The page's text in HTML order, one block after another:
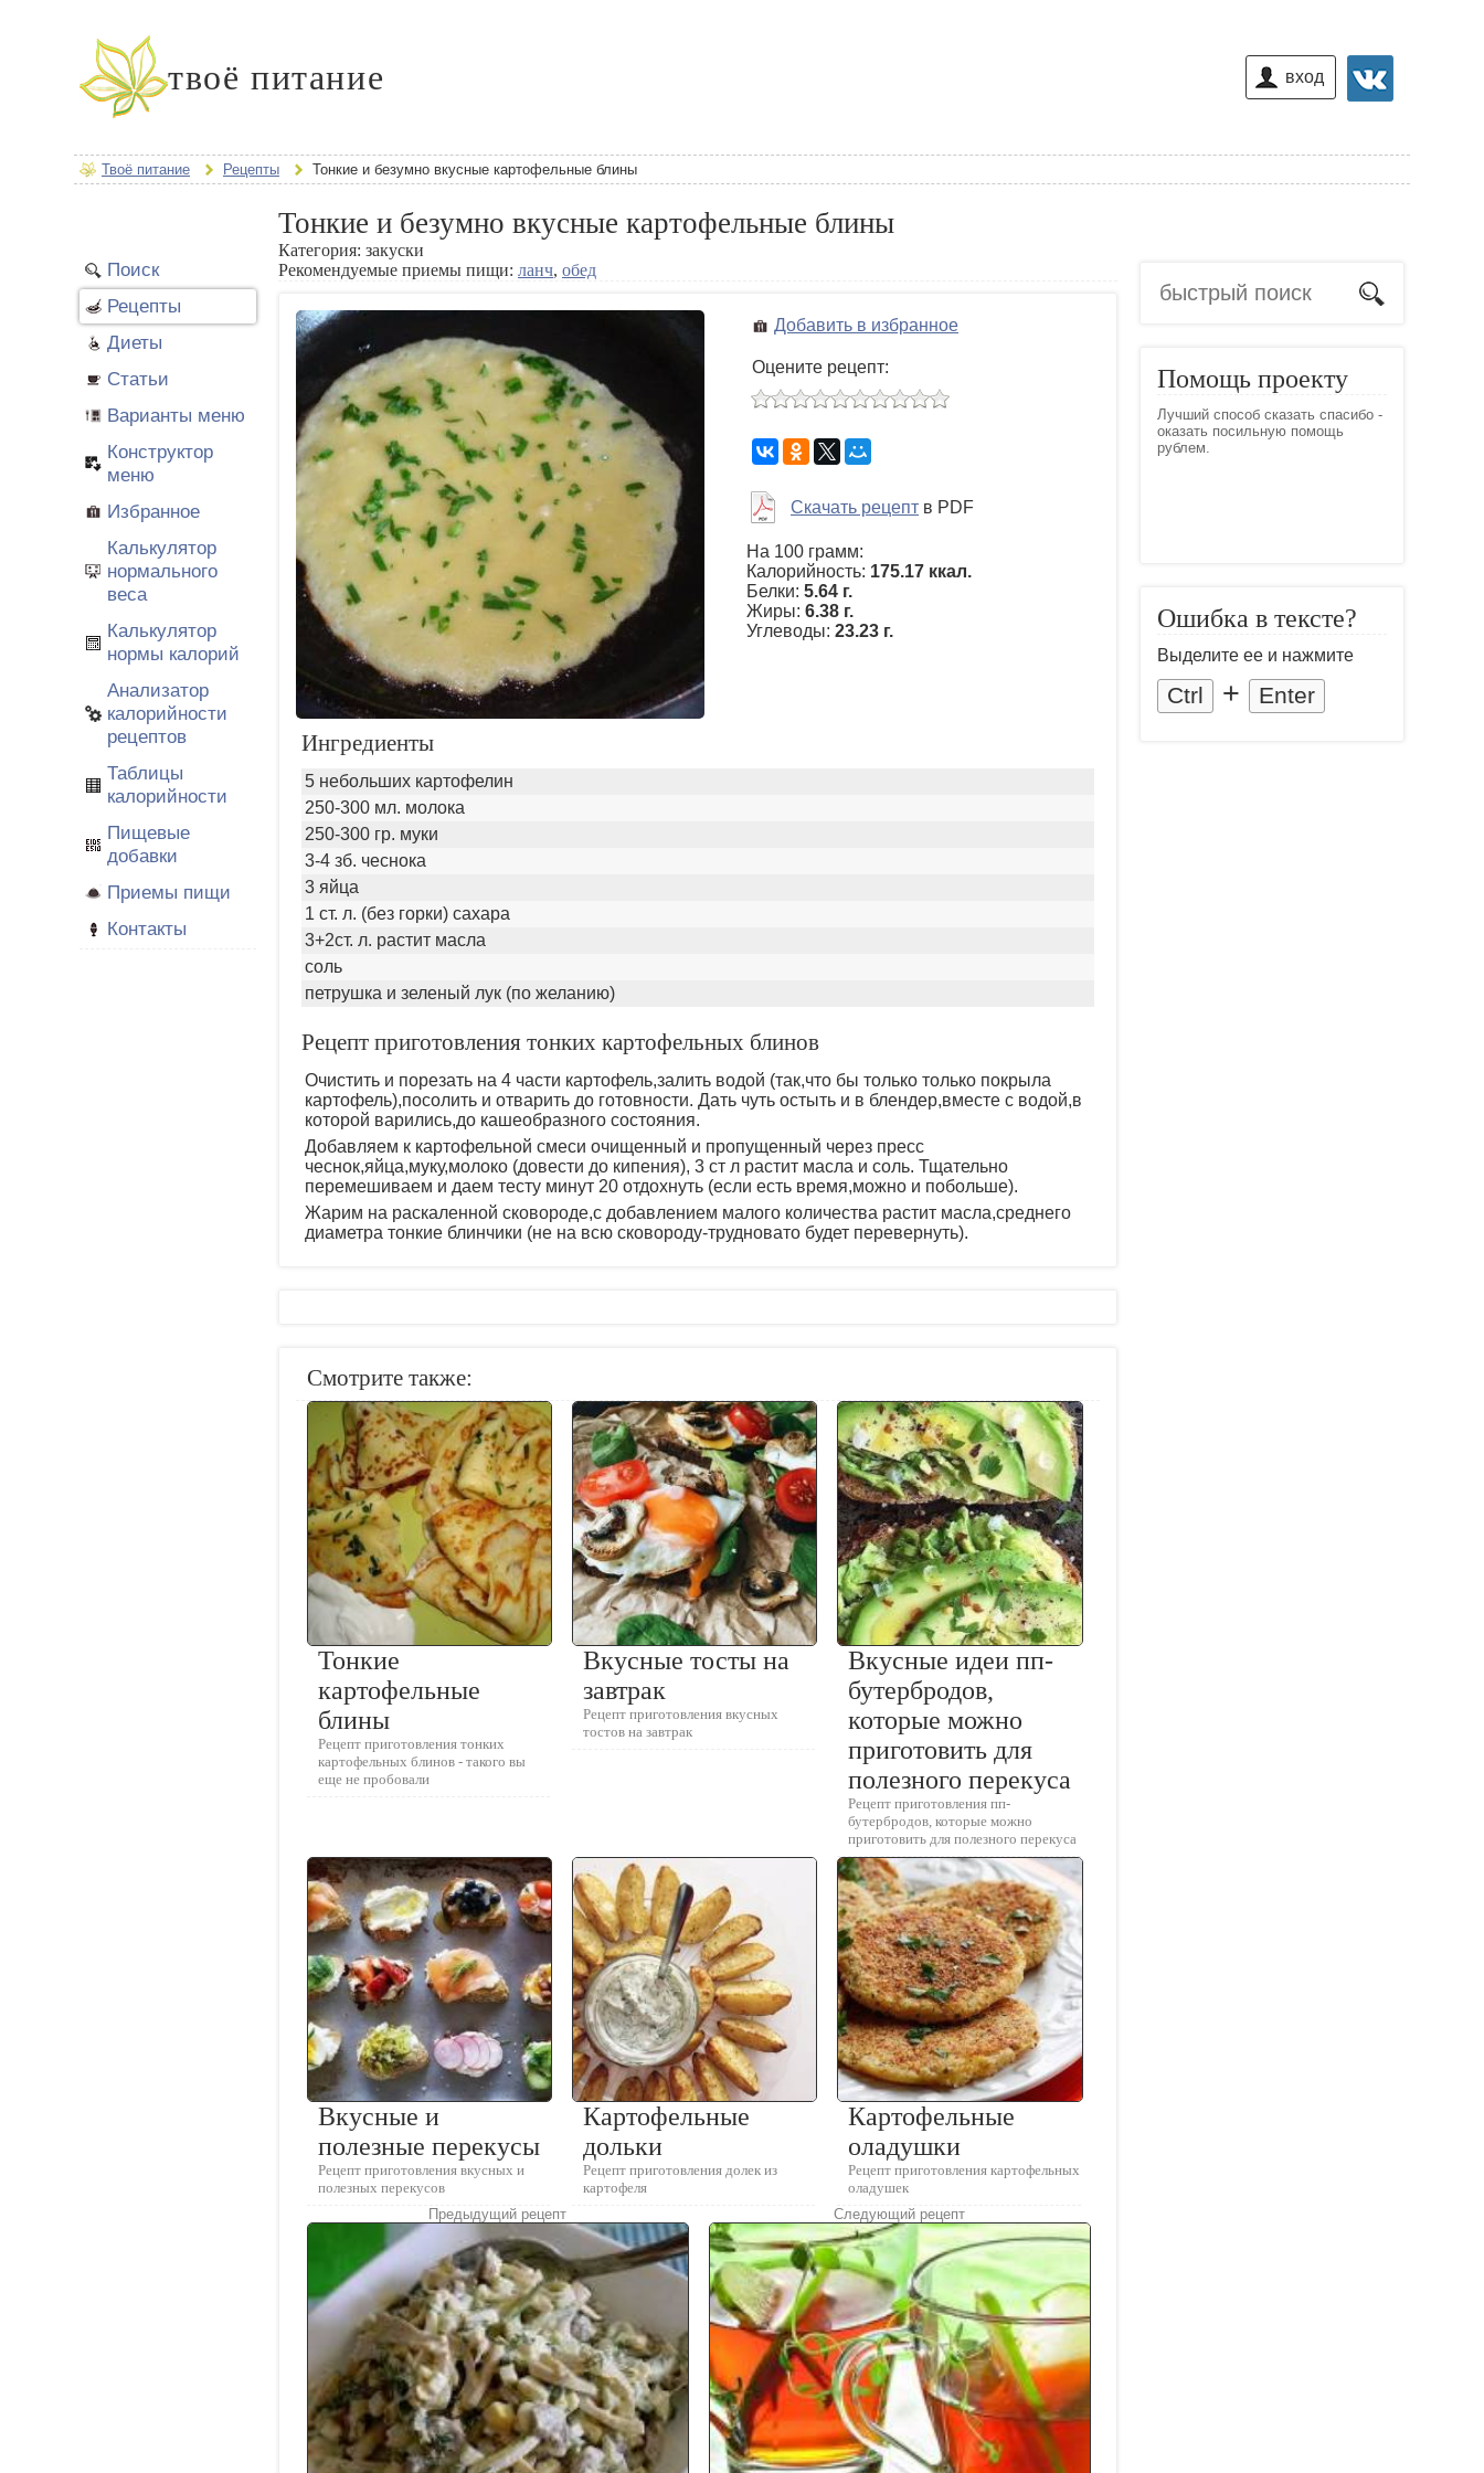
твоё питание вход
Твоё питание Рецепты Тонкие и безумно вкусные картофельные блины
Поиск
Рецепты
Диеты
Статьи
Варианты меню
Конструктор
меню
Избранное
Калькулятор
нормального
веса
Калькулятор
нормы калорий
Анализатор
калорийности
рецептов
Таблицы
калорийности
Пищевые
добавки
Приемы пищи
Контакты
Тонкие и безумно вкусные картофельные блины
Категория: закуски
Рекомендуемые приемы пищи: ланч, обед
Добавить в избранное
Оцените рецепт:
Скачать рецепт в PDF
На 100 грамм:
Калорийность: 175.17 ккал.
Белки: 5.64 г.
Жиры: 6.38 г.
Углеводы: 23.23 г.
Ингредиенты
5 небольших картофелин
250-300 мл. молока
250-300 гр. муки
3-4 зб. чеснока
3 яйца
1 ст. л. (без горки) сахара
3+2ст. л. растит масла
соль
петрушка и зеленый лук (по желанию)
Рецепт приготовления тонких картофельных блинов
Очистить и порезать на 4 части картофель,залить водой (так,что бы только только покрыла
картофель),посолить и отварить до готовности. Дать чуть остыть и в блендер,вместе с водой,в
которой варились,до кашеобразного состояния.
Добавляем к картофельной смеси очищенный и пропущенный через пресс
чеснок,яйца,муку,молоко (довести до кипения), 3 ст л растит масла и соль. Тщательно
перемешиваем и даем тесту минут 20 отдохнуть (если есть время,можно и побольше).
Жарим на раскаленной сковороде,с добавлением малого количества растит масла,среднего
диаметра тонкие блинчики (не на всю сковороду-трудновато будет перевернуть).
Смотрите также:
Тонкие
картофельные
блины
Рецепт приготовления тонких
картофельных блинов - такого вы
еще не пробовали
Вкусные тосты на
завтрак
Рецепт приготовления вкусных
тостов на завтрак
Вкусные идеи пп-
бутербродов,
которые можно
приготовить для
полезного перекуса
Рецепт приготовления пп-
бутербродов, которые можно
приготовить для полезного перекуса
Вкусные и
полезные перекусы
Рецепт приготовления вкусных и
полезных перекусов
Картофельные
дольки
Рецепт приготовления долек из
картофеля
Картофельные
оладушки
Рецепт приготовления картофельных
оладушек
Предыдущий рецепт
Следующий рецепт
Помощь проекту
Лучший способ сказать спасибо -
оказать посильную помощь
рублем.
Ошибка в тексте?
Выделите ее и нажмите
Ctrl + Enter